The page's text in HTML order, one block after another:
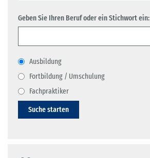
Geben Sie Ihren Beruf oder ein Stichwort ein:
Ausbildung
Fortbildung / Umschulung
Fachpraktiker
Suche starten